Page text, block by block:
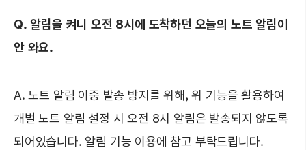
Q. 알림을 켜니 오전 8시에 도착하던 오늘의 노트 알림이
안 와요.
A. 노트 알림 이중 발송 방지를 위해, 위 기능을 활용하여
개별 노트 알림 설정 시 오전 8시 알림은 발송되지 않도록
되어있습니다. 알림 기능 이용에 참고 부탁드립니다.